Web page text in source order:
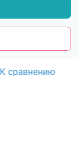
К сравнению